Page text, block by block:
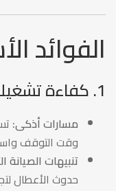
الفوائد
1. كفاءة تشغيلية أعلى
مسارات أذكى:
وقت التوقف
تنبيهات الصيانة
حدوث الأعطال